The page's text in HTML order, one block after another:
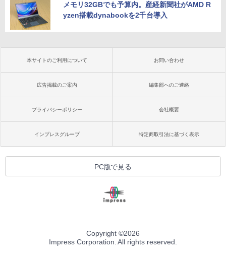
メモリ32GBでも予算内。産経新聞社がAMD R
yzen搭載dynabookを2千台導入
本サイトのご利用について お問い合わせ
広告掲載のご案内 編集部へのご連絡
プライバシーポリシー 会社概要
インプレスグループ 特定商取引法に基づく表示
PC版で見る
Copyright ©2026
Impress Corporation. All rights reserved.